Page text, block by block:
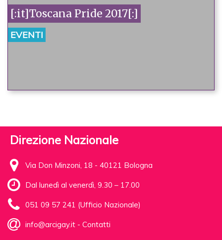
[:it]Toscana Pride 2017[:]
EVENTI
Direzione Nazionale
Via Don Minzoni, 18 - 40121 Bologna
Dal lunedì al venerdì, 9.30 – 17.00
051 09 57 241 (Ufficio Nazionale)
info@arcigay.it - Contatti